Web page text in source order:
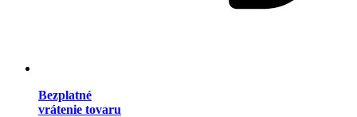
Bezplatné
vrátenie tovaru